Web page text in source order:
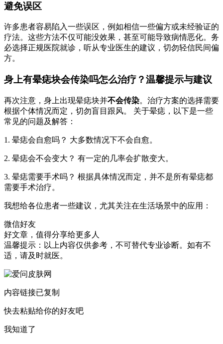
避免误区
许多患者容易陷入一些误区，例如相信一些偏方或未经验证的
疗法。这些方法不仅可能没效果，甚至可能导致病情恶化。务
必选择正规医院就诊，听从专业医生的建议，切勿轻信民间偏
方。
身上有晕痣块会传染吗怎么治疗？温馨提示与建议
再次注意，身上出现晕痣块并不会传染。治疗方案的选择需要
根据个体情况而定，切勿盲目跟风。 关于晕痣，以下是一些
常见的问题及解答：
1. 晕痣会自愈吗？ 大多数情况下不会自愈。
2. 晕痣会不会变大？ 有一定的几率会扩散变大。
3. 晕痣需要手术吗？ 根据具体情况而定，并不是所有晕痣都
需要手术治疗。
我想给各位患者一些建议，尤其关注在生活场景中的应用：
微信好友
好文章，值得分享给更多人
温馨提示：以上内容仅供参考，不可替代专业诊断。如有不
适，请及时就医。
内容链接已复制
快去粘贴给你的好友吧
我知道了